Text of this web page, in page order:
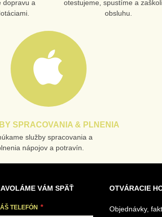
dopravu a
otestujeme, spustíme a
obsluhu.
SPRACOVANIA & PLNENIA
služby spracovania a
nápojov a potravín.
VÁM SPÄŤ
TELEFÓN
OTVÁRACIE
Objednávky,